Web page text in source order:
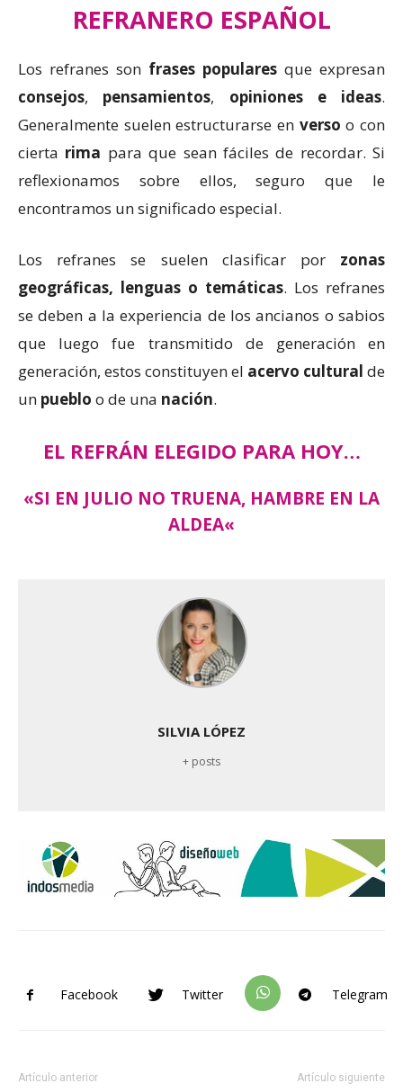
REFRANERO ESPAÑOL
Los refranes son frases populares que expresan
consejos, pensamientos, opiniones e ideas.
Generalmente suelen estructurarse en verso o con
cierta rima para que sean fáciles de recordar. Si
reflexionamos sobre ellos, seguro que le
encontramos un significado especial.
Los refranes se suelen clasificar por zonas
geográficas, lenguas o temáticas. Los refranes
se deben a la experiencia de los ancianos o sabios
que luego fue transmitido de generación en
generación, estos constituyen el acervo cultural de
un pueblo o de una nación.
EL REFRÁN ELEGIDO PARA HOY…
«SI EN JULIO NO TRUENA, HAMBRE EN LA
ALDEA«
SILVIA LÓPEZ
+ posts
Facebook Twitter Telegram
Artículo anterior Artículo siguiente